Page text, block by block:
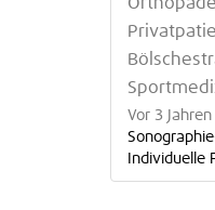
Vor 3 Jahren
Individuelle